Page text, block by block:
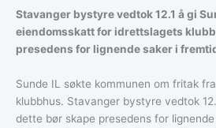
Stavanger bystyre vedtok 12.1 å gi
eiendomsskatt for idrettslagets
presedens for lignende saker i
Sunde IL søkte kommunen om fritak
klubbhus. Stavanger bystyre vedtok
dette bør skape presedens for